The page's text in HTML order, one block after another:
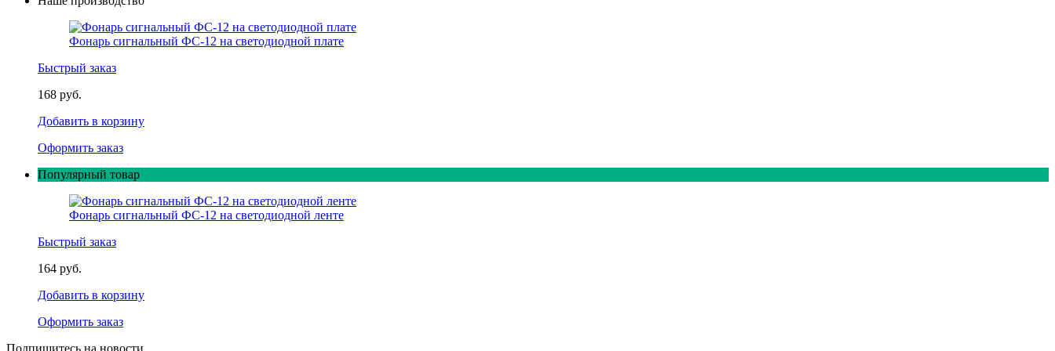
Фонарь сигнальный ФС-12 на светодиодной плате
Быстрый заказ
168 руб.
Добавить в корзину
Оформить заказ
Популярный товар
Фонарь сигнальный ФС-12 на светодиодной ленте
Быстрый заказ
164 руб.
Добавить в корзину
Оформить заказ
Подпишитесь на новости